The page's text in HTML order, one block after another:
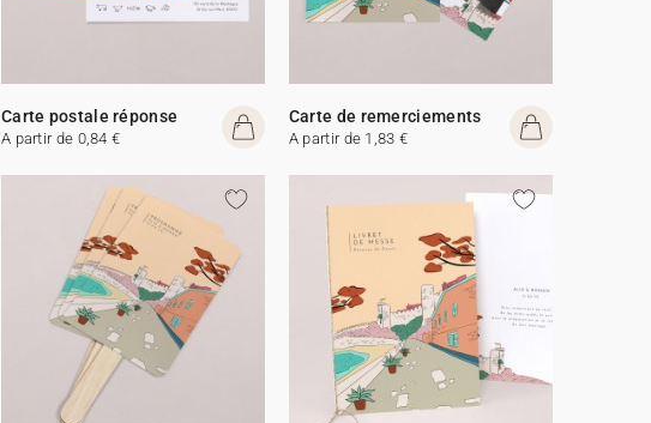
Carte postale réponse
A partir de 0,84 €
Carte de remerciements
A partir de 1,83 €